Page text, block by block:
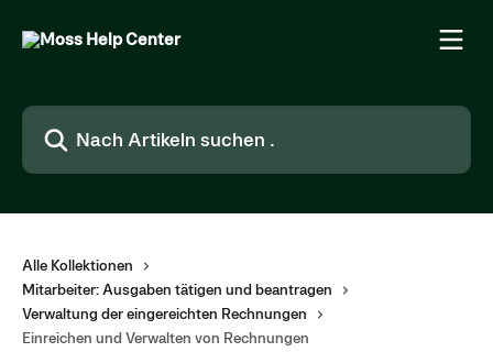
Nach Artikeln suchen …
Alle Kollektionen
Mitarbeiter: Ausgaben tätigen und beantragen
Verwaltung der eingereichten Rechnungen
Einreichen und Verwalten von Rechnungen